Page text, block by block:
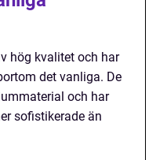
hög kvalitet och har
det vanliga. De
och har
sofistikerade än